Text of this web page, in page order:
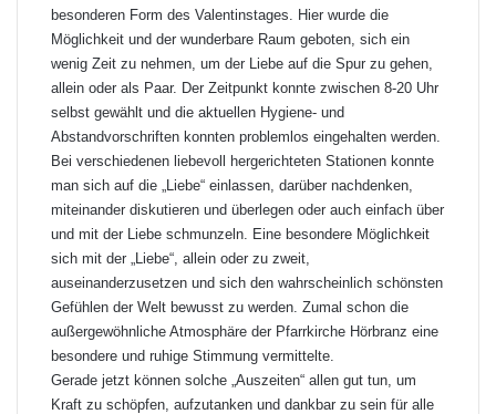
besonderen Form des Valentinstages. Hier wurde die
Möglichkeit und der wunderbare Raum geboten, sich ein
wenig Zeit zu nehmen, um der Liebe auf die Spur zu gehen,
allein oder als Paar. Der Zeitpunkt konnte zwischen 8-20 Uhr
selbst gewählt und die aktuellen Hygiene- und
Abstandvorschriften konnten problemlos eingehalten werden.
Bei verschiedenen liebevoll hergerichteten Stationen konnte
man sich auf die „Liebe“ einlassen, darüber nachdenken,
miteinander diskutieren und überlegen oder auch einfach über
und mit der Liebe schmunzeln. Eine besondere Möglichkeit
sich mit der „Liebe“, allein oder zu zweit,
auseinanderzusetzen und sich den wahrscheinlich schönsten
Gefühlen der Welt bewusst zu werden. Zumal schon die
außergewöhnliche Atmosphäre der Pfarrkirche Hörbranz eine
besondere und ruhige Stimmung vermittelte.
Gerade jetzt können solche „Auszeiten“ allen gut tun, um
Kraft zu schöpfen, aufzutanken und dankbar zu sein für alle